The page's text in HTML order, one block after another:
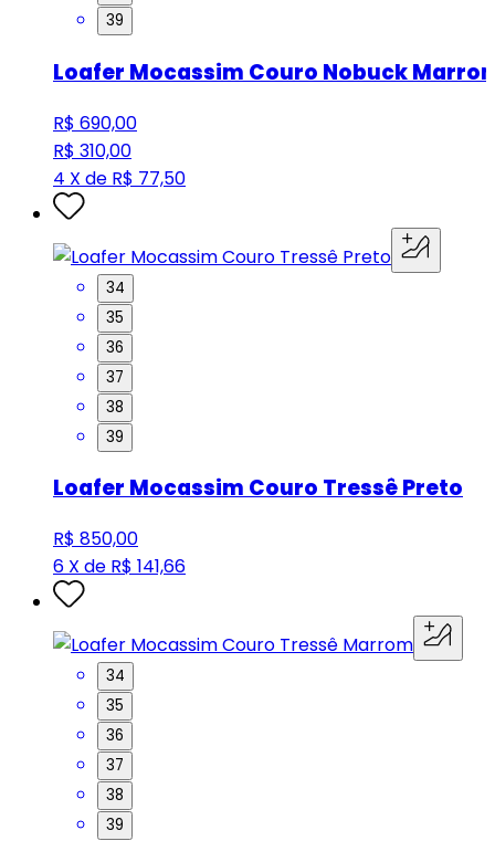
39
Loafer Mocassim Couro Nobuck
R$ 690,00
R$ 310,00
4 X de R$ 77,50
34
35
36
37
38
39
Loafer Mocassim Couro Tressê Preto
R$ 850,00
6 X de R$ 141,66
34
35
36
37
38
39